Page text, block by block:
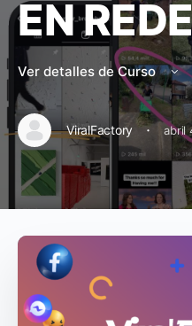
EN
Ver detalles de Curso
ViralFactory · abril